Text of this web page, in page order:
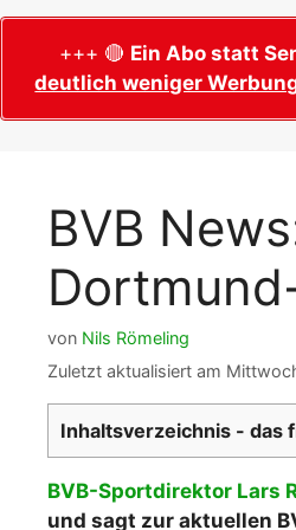
Wer wird Fußball-Weltmeister
Alle WM 2026 Trainer
Alle Fußball Weltmeister
Adidas Trionda: offizielle WM
Spielball
Alle Nationalspieler der FIFA
2026
WM 2026 Qualifikation in
& Spielplan
+++ 🔴 Ein Abo statt
deutlich weniger
BVB
von Nils Römeling
Zuletzt aktualisiert am
Inhaltsverzeichnis - das
BVB-Sportdirektor Lars
und sagt zur aktuellen